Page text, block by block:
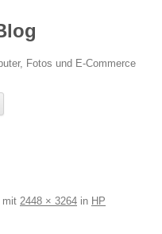
Fotos und E-Commerce
mit 2448 × 3264 in HP